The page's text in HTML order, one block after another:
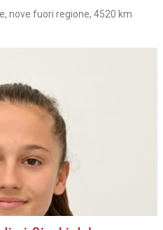
nove fuori regione, 4520 km